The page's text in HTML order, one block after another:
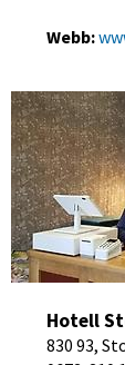
Webb:
Hotell
830 93,